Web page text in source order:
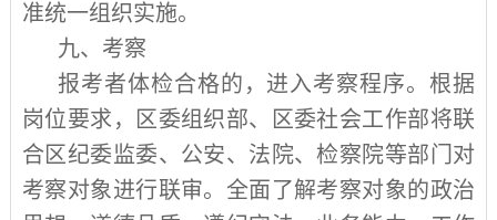
准统一组织实施。
九、考察
报考者体检合格的，进入考察程序。根据
岗位要求，区委组织部、区委社会工作部将联
合区纪委监委、公安、法院、检察院等部门对
考察对象进行联审。全面了解考察对象的政治